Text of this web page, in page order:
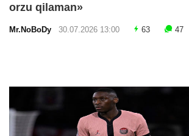
orzu qilaman»
Mr.NoBoDy 30.07.2026 13:00 63 47